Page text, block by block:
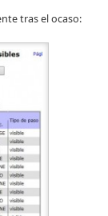
tras el ocaso: